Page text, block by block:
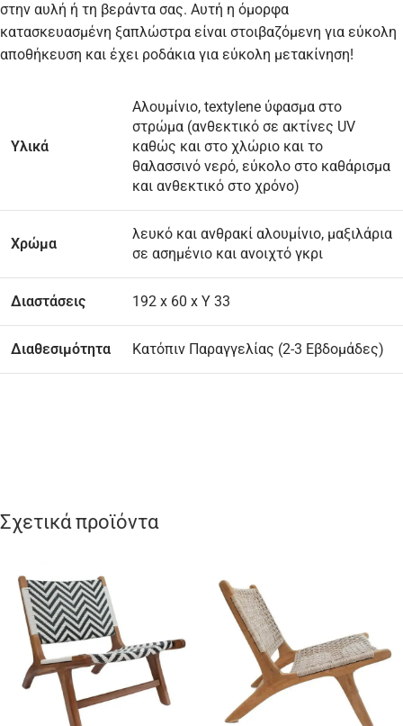
στην αυλή ή τη βεράντα σας. Αυτή η όμορφα
κατασκευασμένη ξαπλώστρα είναι στοιβαζόμενη για εύκολη
αποθήκευση και έχει ροδάκια για εύκολη μετακίνηση!
Υλικά
Αλουμίνιο, textylene ύφασμα στο
στρώμα (ανθεκτικό σε ακτίνες UV
καθώς και στο χλώριο και το
θαλασσινό νερό, εύκολο στο καθάρισμα
και ανθεκτικό στο χρόνο)
Χρώμα
λευκό και ανθρακί αλουμίνιο, μαξιλάρια
σε ασημένιο και ανοιχτό γκρι
Διαστάσεις 192 x 60 x Υ 33
Διαθεσιμότητα Κατόπιν Παραγγελίας (2-3 Εβδομάδες)
Σχετικά προϊόντα